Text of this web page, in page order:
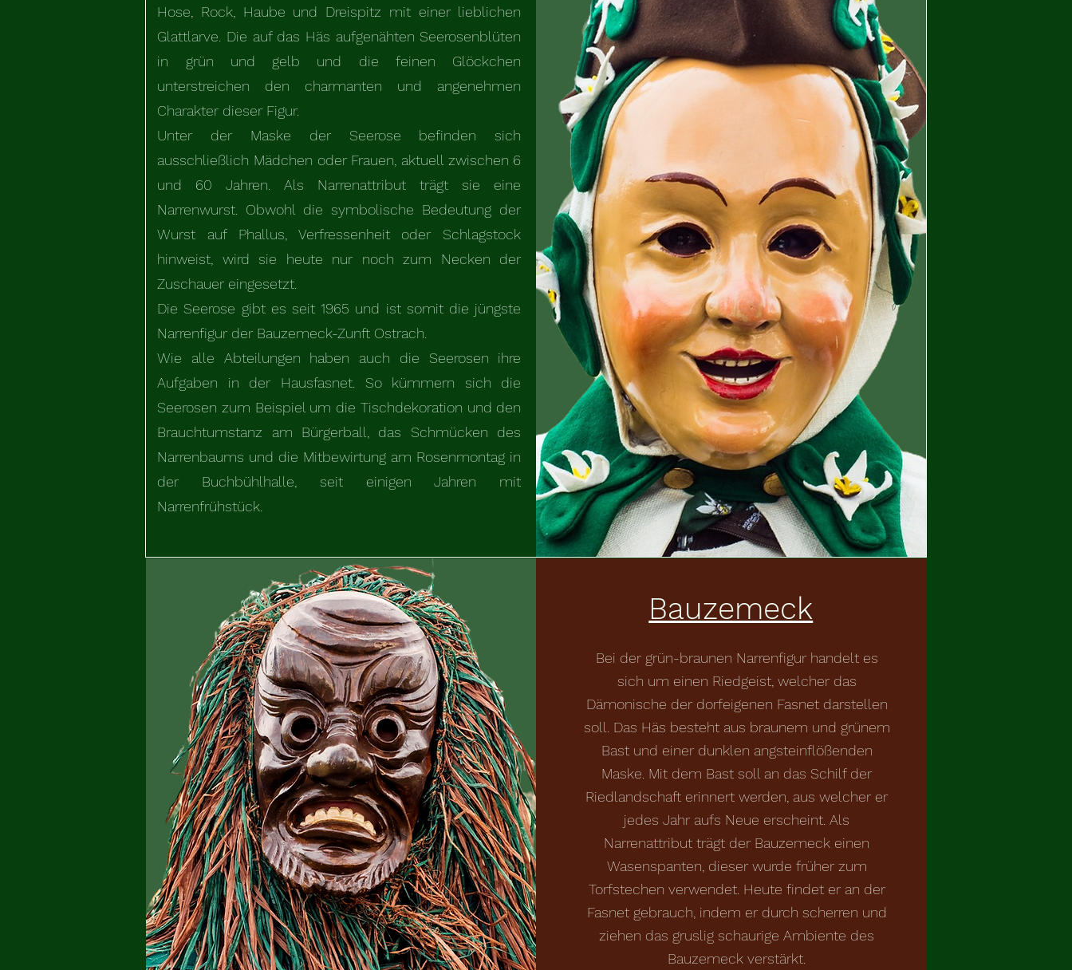
Hose, Rock, Haube und Dreispitz mit einer lieblichen
Glattlarve. Die auf das Häs aufgenähten Seerosenblüten
in grün und gelb und die feinen Glöckchen
unterstreichen den charmanten und angenehmen
Charakter dieser Figur.
Unter der Maske der Seerose befinden sich
ausschließlich Mädchen oder Frauen, aktuell zwischen 6
und 60 Jahren. Als Narrenattribut trägt sie eine
Narrenwurst. Obwohl die symbolische Bedeutung der
Wurst auf Phallus, Verfressenheit oder Schlagstock
hinweist, wird sie heute nur noch zum Necken der
Zuschauer eingesetzt.
Die Seerose gibt es seit 1965 und ist somit die jüngste
Narrenfigur der Bauzemeck-Zunft Ostrach.
Wie alle Abteilungen haben auch die Seerosen ihre
Aufgaben in der Hausfasnet. So kümmern sich die
Seerosen zum Beispiel um die Tischdekoration und den
Brauchtumstanz am Bürgerball, das Schmücken des
Narrenbaums und die Mitbewirtung am Rosenmontag in
der Buchbühlhalle, seit einigen Jahren mit
Narrenfrühstück.
Bauzemeck
Bei der grün-braunen Narrenfigur handelt es
sich um einen Riedgeist, welcher das
Dämonische der dorfeigenen Fasnet darstellen
soll. Das Häs besteht aus braunem und grünem
Bast und einer dunklen angsteinflößenden
Maske. Mit dem Bast soll an das Schilf der
Riedlandschaft erinnert werden, aus welcher er
jedes Jahr aufs Neue erscheint. Als
Narrenattribut trägt der Bauzemeck einen
Wasenspanten, dieser wurde früher zum
Torfstechen verwendet. Heute findet er an der
Fasnet gebrauch, indem er durch scherren und
ziehen das gruslig schaurige Ambiente des
Bauzemeck verstärkt.